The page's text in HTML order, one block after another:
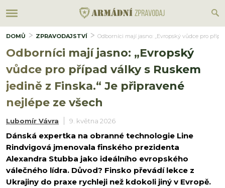
DOMŮ ZPRAVODAJSTVÍ Odborníci mají jasno: „Evropský vůdce pro
Odborníci mají jasno: „Evropský
vůdce pro případ války s Ruskem
jedině z Finska.“ Je připravené
nejlépe ze všech
Lubomír Vávra 9. května 2026
Dánská expertka na obranné technologie Line
Rindvigová jmenovala finského prezidenta
Alexandra Stubba jako ideálního evropského
válečného lídra. Důvod? Finsko převádí lekce z
Ukrajiny do praxe rychleji než kdokoli jiný v Evropě.